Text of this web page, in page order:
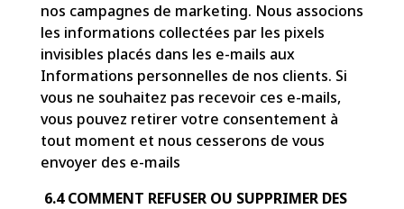
nos campagnes de marketing. Nous associons
les informations collectées par les pixels
invisibles placés dans les e-mails aux
Informations personnelles de nos clients. Si
vous ne souhaitez pas recevoir ces e-mails,
vous pouvez retirer votre consentement à
tout moment et nous cesserons de vous
envoyer des e-mails
6.4 COMMENT REFUSER OU SUPPRIMER DES